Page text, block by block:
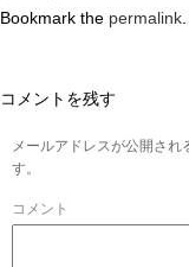
Bookmark the permalink
コメントを残す
メールアドレスが公開さ
す。
コメント